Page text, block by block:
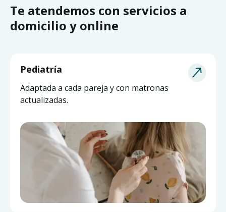
Te atendemos con servicios a
domicilio y online
Pediatría
Adaptada a cada pareja y con matronas
actualizadas.